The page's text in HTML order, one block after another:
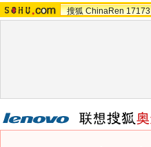
搜狐 ChinaRen 17173